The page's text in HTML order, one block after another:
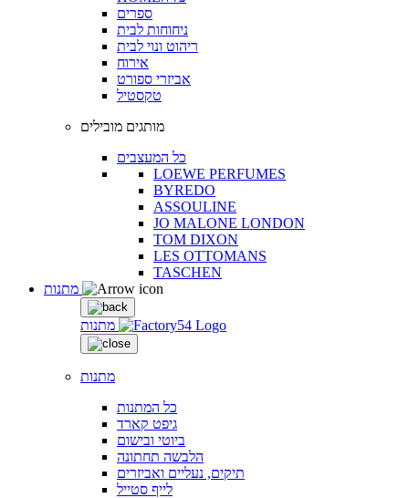
ספרים
ניחוחות לבית
ריהוט ונוי לבית
אירוח
אביזרי ספורט
טקסטיל
מותגים מובילים
כל המעצבים
LOEWE PERFUMES
BYREDO
ASSOULINE
JO MALONE LONDON
TOM DIXON
LES OTTOMANS
TASCHEN
מתנות
מתנות
כל המתנות
גיפט קארד
ביוטי ובישום
הלבשה תחתונה
תיקים, נעליים ואביזרים
לייף סטייל